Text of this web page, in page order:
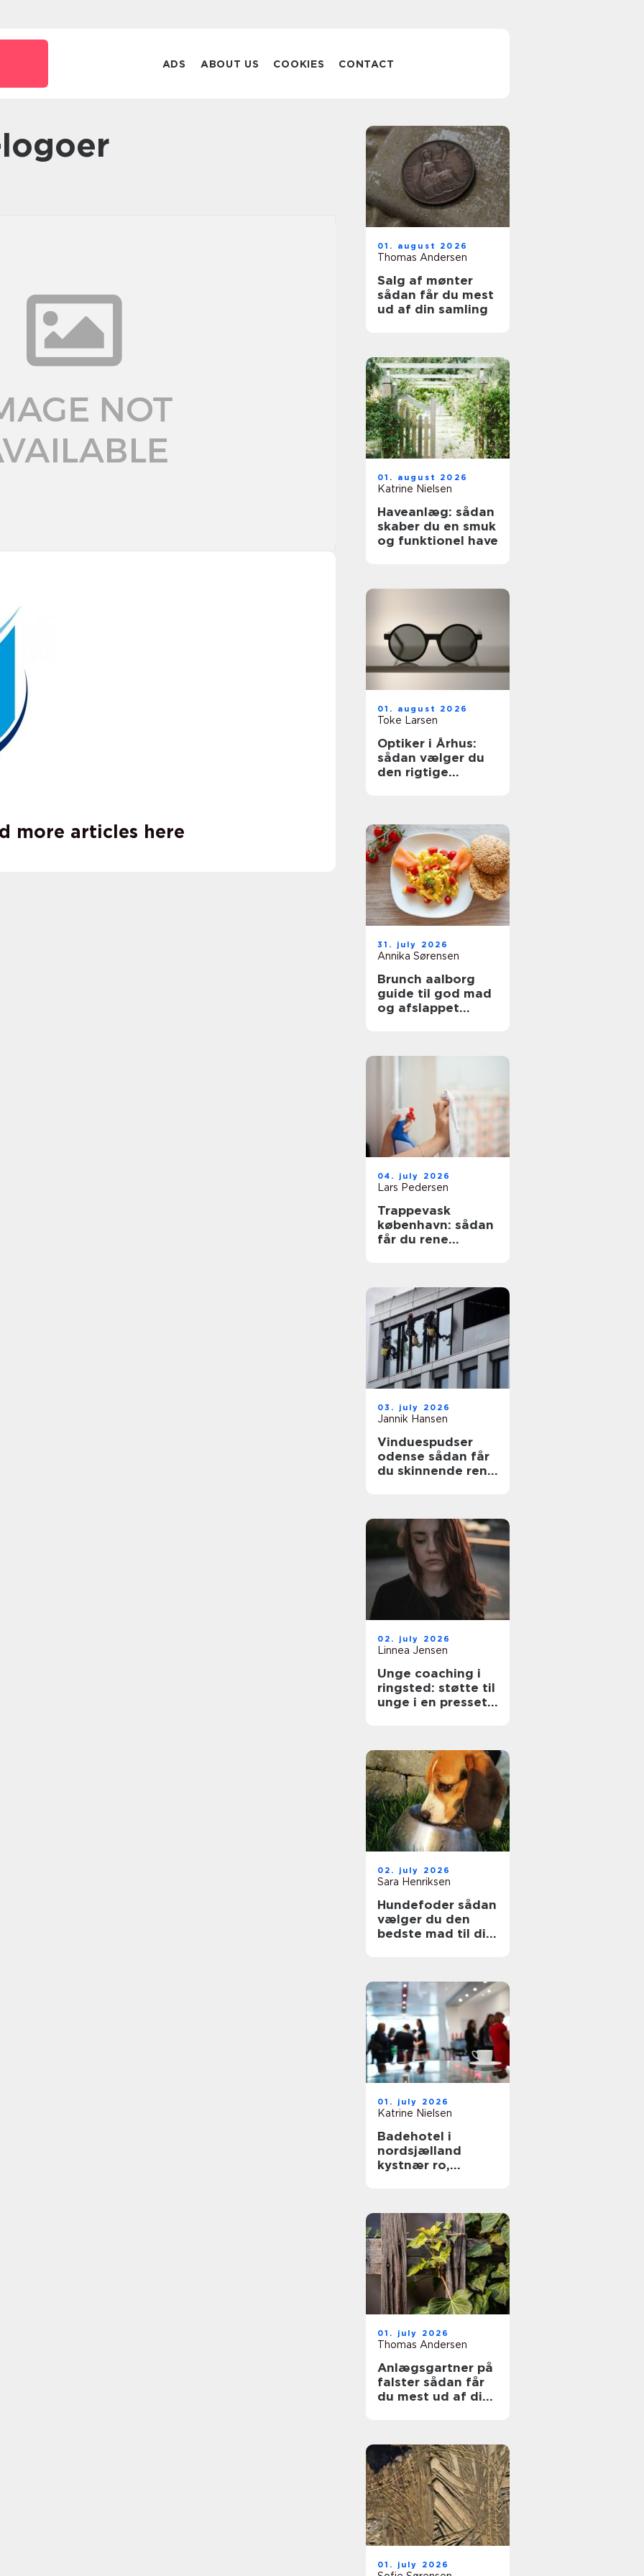
ADS ABOUT US COOKIES CONTACT
more articles here
01. august 2026
Thomas Andersen
Salg af mønter
sådan får du mest
ud af din samling
01. august 2026
Katrine Nielsen
Haveanlæg: sådan
skaber du en smuk
og funktionel have
01. august 2026
Toke Larsen
Optiker i Århus:
sådan vælger du
den rigtige
31. july 2026
Annika Sørensen
Brunch aalborg
guide til god mad
og afslappet
04. july 2026
Lars Pedersen
Trappevask
københavn: sådan
får du rene
03. july 2026
Jannik Hansen
Vinduespudser
odense sådan får
du skinnende rene
02. july 2026
Linnea Jensen
Unge coaching i
ringsted: støtte til
unge i en presset
02. july 2026
Sara Henriksen
Hundefoder sådan
vælger du den
bedste mad til din
01. july 2026
Katrine Nielsen
Badehotel i
nordsjælland
kystnær ro,
01. july 2026
Thomas Andersen
Anlægsgartner på
falster sådan får
du mest ud af din
01. july 2026